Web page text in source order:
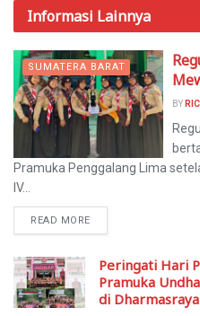
Informasi Lainnya
SUMATERA BARAT
BY
Pramuka Penggalang Lima
IV...
READ MORE
Peringati Hari
Pramuka
di Dharmasraya